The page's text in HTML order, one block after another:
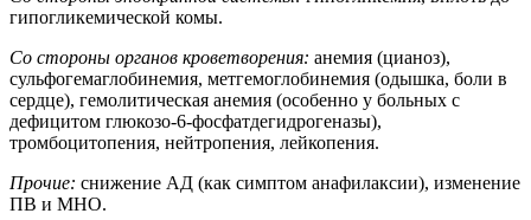
гипогликемической комы.
Со стороны органов кроветворения: анемия (цианоз),
сульфогемаглобинемия, метгемоглобинемия (одышка, боли в
сердце), гемолитическая анемия (особенно у больных с
дефицитом глюкозо-6-фосфатдегидрогеназы),
тромбоцитопения, нейтропения, лейкопения.
Прочие: снижение АД (как симптом анафилаксии), изменение
ПВ и MHO.